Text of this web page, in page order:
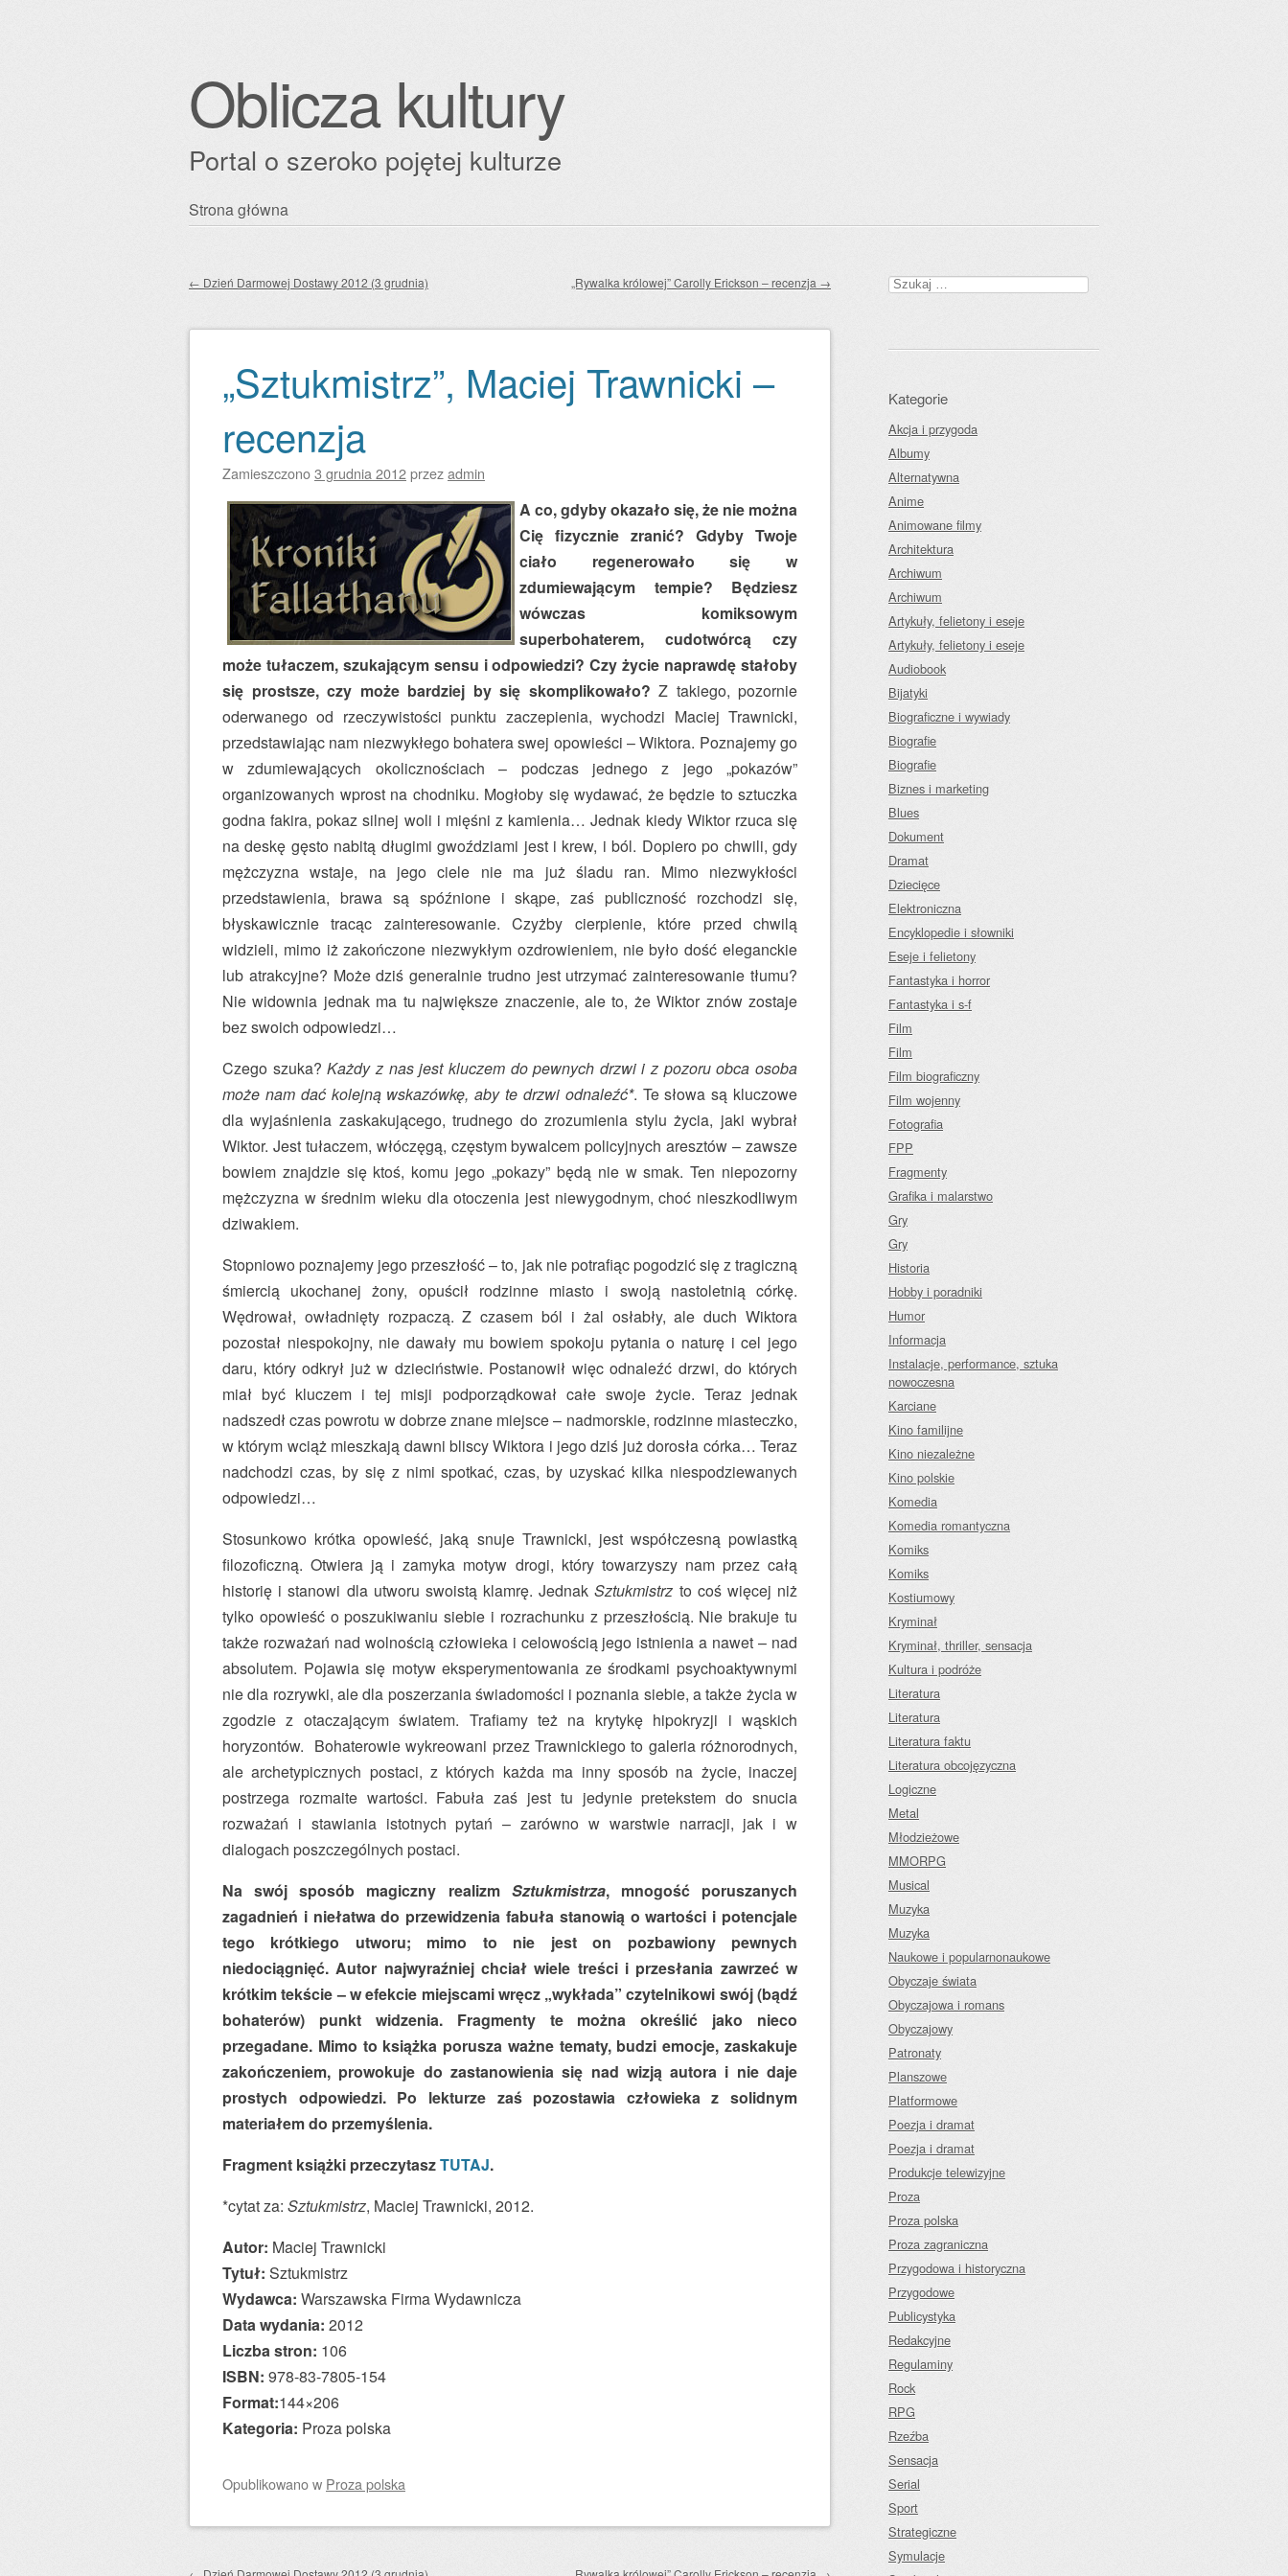
Oblicza kultury
Portal o szeroko pojętej kulturze
Przejdź
Strona główna
Zobacz wpisy
← Dzień Darmowej Dostawy 2012 (3 grudnia) „Rywalka królowej” Carolly Erickson – recenzja →
„Sztukmistrz”, Maciej Trawnicki –
recenzja
Zamieszczono3 grudnia 2012przezadmin
A co, gdyby okazało się, że nie można
Cię fizycznie zranić? Gdyby Twoje
ciało regenerowało się w
zdumiewającym tempie? Będziesz
wówczas komiksowym
superbohaterem, cudotwórcą czy
może tułaczem, szukającym sensu i odpowiedzi? Czy życie naprawdę stałoby
się prostsze, czy może bardziej by się skomplikowało? Z takiego, pozornie
oderwanego od rzeczywistości punktu zaczepienia, wychodzi Maciej Trawnicki,
przedstawiając nam niezwykłego bohatera swej opowieści – Wiktora. Poznajemy go
w zdumiewających okolicznościach – podczas jednego z jego „pokazów”
organizowanych wprost na chodniku. Mogłoby się wydawać, że będzie to sztuczka
godna fakira, pokaz silnej woli i mięśni z kamienia… Jednak kiedy Wiktor rzuca się
na deskę gęsto nabitą długimi gwoździami jest i krew, i ból. Dopiero po chwili, gdy
mężczyzna wstaje, na jego ciele nie ma już śladu ran. Mimo niezwykłości
przedstawienia, brawa są spóźnione i skąpe, zaś publiczność rozchodzi się,
błyskawicznie tracąc zainteresowanie. Czyżby cierpienie, które przed chwilą
widzieli, mimo iż zakończone niezwykłym ozdrowieniem, nie było dość eleganckie
lub atrakcyjne? Może dziś generalnie trudno jest utrzymać zainteresowanie tłumu?
Nie widownia jednak ma tu największe znaczenie, ale to, że Wiktor znów zostaje
bez swoich odpowiedzi…
Czego szuka?Każdy z nas jest kluczem do pewnych drzwi i z pozoru obca osoba
może nam dać kolejną wskazówkę, aby te drzwi odnaleźć*. Te słowa są kluczowe
dla wyjaśnienia zaskakującego, trudnego do zrozumienia stylu życia, jaki wybrał
Wiktor. Jest tułaczem, włóczęgą, częstym bywalcem policyjnych aresztów – zawsze
bowiem znajdzie się ktoś, komu jego „pokazy” będą nie w smak. Ten niepozorny
mężczyzna w średnim wieku dla otoczenia jest niewygodnym, choć nieszkodliwym
dziwakiem.
Stopniowo poznajemy jego przeszłość – to, jak nie potrafiąc pogodzić się z tragiczną
śmiercią ukochanej żony, opuścił rodzinne miasto i swoją nastoletnią córkę.
Wędrował, owładnięty rozpaczą. Z czasem ból i żal osłabły, ale duch Wiktora
pozostał niespokojny, nie dawały mu bowiem spokoju pytania o naturę i cel jego
daru, który odkrył już w dzieciństwie. Postanowił więc odnaleźć drzwi, do których
miał być kluczem i tej misji podporządkował całe swoje życie. Teraz jednak
nadszedł czas powrotu w dobrze znane miejsce – nadmorskie, rodzinne miasteczko,
w którym wciąż mieszkają dawni bliscy Wiktora i jego dziś już dorosła córka… Teraz
nadchodzi czas, by się z nimi spotkać, czas, by uzyskać kilka niespodziewanych
odpowiedzi…
Stosunkowo krótka opowieść, jaką snuje Trawnicki, jest współczesną powiastką
filozoficzną. Otwiera ją i zamyka motyw drogi, który towarzyszy nam przez całą
historię i stanowi dla utworu swoistą klamrę. JednakSztukmistrz to coś więcej niż
tylko opowieść o poszukiwaniu siebie i rozrachunku z przeszłością. Nie brakuje tu
także rozważań nad wolnością człowieka i celowością jego istnienia a nawet – nad
absolutem. Pojawia się motyw eksperymentowania ze środkami psychoaktywnymi
nie dla rozrywki, ale dla poszerzania świadomości i poznania siebie, a także życia w
zgodzie z otaczającym światem. Trafiamy też na krytykę hipokryzji i wąskich
horyzontów. Bohaterowie wykreowani przez Trawnickiego to galeria różnorodnych,
ale archetypicznych postaci, z których każda ma inny sposób na życie, inaczej
postrzega rozmaite wartości. Fabuła zaś jest tu jedynie pretekstem do snucia
rozważań i stawiania istotnych pytań – zarówno w warstwie narracji, jak i w
dialogach poszczególnych postaci.
Na swój sposób magiczny realizm Sztukmistrza, mnogość poruszanych
zagadnień i niełatwa do przewidzenia fabuła stanowią o wartości i potencjale
tego krótkiego utworu; mimo to nie jest on pozbawiony pewnych
niedociągnięć. Autor najwyraźniej chciał wiele treści i przesłania zawrzeć w
krótkim tekście – w efekcie miejscami wręcz „wykłada” czytelnikowi swój (bądź
bohaterów) punkt widzenia. Fragmenty te można określić jako nieco
przegadane. Mimo to książka porusza ważne tematy, budzi emocje, zaskakuje
zakończeniem, prowokuje do zastanowienia się nad wizją autora i nie daje
prostych odpowiedzi. Po lekturze zaś pozostawia człowieka z solidnym
materiałem do przemyślenia.
Fragment książki przeczytaszTUTAJ.
*cytat za: Sztukmistrz, Maciej Trawnicki, 2012.
Autor: Maciej Trawnicki
Tytuł: Sztukmistrz
Wydawca: Warszawska Firma Wydawnicza
Data wydania: 2012
Liczba stron: 106
ISBN: 978-83-7805-154
Format:144×206
Kategoria: Proza polska
Opublikowanow Proza polska
Szukaj:
Kategorie
Akcja i przygoda
Albumy
Alternatywna
Anime
Animowane filmy
Architektura
Archiwum
Archiwum
Artykuły, felietony i eseje
Artykuły, felietony i eseje
Audiobook
Bijatyki
Biograficzne i wywiady
Biografie
Biografie
Biznes i marketing
Blues
Dokument
Dramat
Dziecięce
Elektroniczna
Encyklopedie i słowniki
Eseje i felietony
Fantastyka i horror
Fantastyka i s-f
Film
Film
Film biograficzny
Film wojenny
Fotografia
FPP
Fragmenty
Grafika i malarstwo
Gry
Gry
Historia
Hobby i poradniki
Humor
Informacja
Instalacje, performance, sztuka
nowoczesna
Karciane
Kino familijne
Kino niezależne
Kino polskie
Komedia
Komedia romantyczna
Komiks
Komiks
Kostiumowy
Kryminał
Kryminał, thriller, sensacja
Kultura i podróże
Literatura
Literatura
Literatura faktu
Literatura obcojęzyczna
Logiczne
Metal
Młodzieżowe
MMORPG
Musical
Muzyka
Muzyka
Naukowe i popularnonaukowe
Obyczaje świata
Obyczajowa i romans
Obyczajowy
Patronaty
Planszowe
Platformowe
Poezja i dramat
Poezja i dramat
Produkcje telewizyjne
Proza
Proza polska
Proza zagraniczna
Przygodowa i historyczna
Przygodowe
Publicystyka
Redakcyjne
Regulaminy
Rock
RPG
Rzeźba
Sensacja
Serial
Sport
Strategiczne
Symulacje